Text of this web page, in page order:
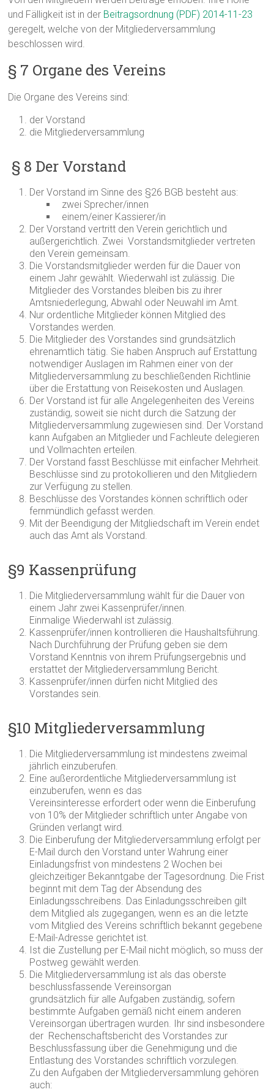
und Fälligkeit ist in der Beitragsordnung (PDF) 2014-11-23
geregelt, welche von der Mitgliederversammlung
beschlossen wird.
§ 7 Organe des Vereins
Die Organe des Vereins sind:
der Vorstand
die Mitgliederversammlung
§ 8 Der Vorstand
Der Vorstand im Sinne des §26 BGB besteht aus:
zwei Sprecher/innen
einem/einer Kassierer/in
Der Vorstand vertritt den Verein gerichtlich und
außergerichtlich. Zwei Vorstandsmitglieder vertreten
den Verein gemeinsam.
Die Vorstandsmitglieder werden für die Dauer von
einem Jahr gewählt. Wiederwahl ist zulässig. Die
Mitglieder des Vorstandes bleiben bis zu ihrer
Amtsniederlegung, Abwahl oder Neuwahl im Amt.
Nur ordentliche Mitglieder können Mitglied des
Vorstandes werden.
Die Mitglieder des Vorstandes sind grundsätzlich
ehrenamtlich tätig. Sie haben Anspruch auf Erstattung
notwendiger Auslagen im Rahmen einer von der
Mitgliederversammlung zu beschließenden Richtlinie
über die Erstattung von Reisekosten und Auslagen.
Der Vorstand ist für alle Angelegenheiten des Vereins
zuständig, soweit sie nicht durch die Satzung der
Mitgliederversammlung zugewiesen sind. Der Vorstand
kann Aufgaben an Mitglieder und Fachleute delegieren
und Vollmachten erteilen.
Der Vorstand fasst Beschlüsse mit einfacher Mehrheit.
Beschlüsse sind zu protokollieren und den Mitgliedern
zur Verfügung zu stellen.
Beschlüsse des Vorstandes können schriftlich oder
fernmündlich gefasst werden.
Mit der Beendigung der Mitgliedschaft im Verein endet
auch das Amt als Vorstand.
§9 Kassenprüfung
Die Mitgliederversammlung wählt für die Dauer von
einem Jahr zwei Kassenprüfer/innen.
Einmalige Wiederwahl ist zulässig.
Kassenprüfer/innen kontrollieren die Haushaltsführung.
Nach Durchführung der Prüfung geben sie dem
Vorstand Kenntnis von ihrem Prüfungsergebnis und
erstattet der Mitgliederversammlung Bericht.
Kassenprüfer/innen dürfen nicht Mitglied des
Vorstandes sein.
§10 Mitgliederversammlung
Die Mitgliederversammlung ist mindestens zweimal
jährlich einzuberufen.
Eine außerordentliche Mitgliederversammlung ist
einzuberufen, wenn es das
Vereinsinteresse erfordert oder wenn die Einberufung
von 10% der Mitglieder schriftlich unter Angabe von
Gründen verlangt wird.
Die Einberufung der Mitgliederversammlung erfolgt per
E-Mail durch den Vorstand unter Wahrung einer
Einladungsfrist von mindestens 2 Wochen bei
gleichzeitiger Bekanntgabe der Tagesordnung. Die Frist
beginnt mit dem Tag der Absendung des
Einladungsschreibens. Das Einladungsschreiben gilt
dem Mitglied als zugegangen, wenn es an die letzte
vom Mitglied des Vereins schriftlich bekannt gegebene
E-Mail-Adresse gerichtet ist.
Ist die Zustellung per E-Mail nicht möglich, so muss der
Postweg gewählt werden.
Die Mitgliederversammlung ist als das oberste
beschlussfassende Vereinsorgan
grundsätzlich für alle Aufgaben zuständig, sofern
bestimmte Aufgaben gemäß nicht einem anderen
Vereinsorgan übertragen wurden. Ihr sind insbesondere
der Rechenschaftsbericht des Vorstandes zur
Beschlussfassung über die Genehmigung und die
Entlastung des Vorstandes schriftlich vorzulegen.
Zu den Aufgaben der Mitgliederversammlung gehören
auch: